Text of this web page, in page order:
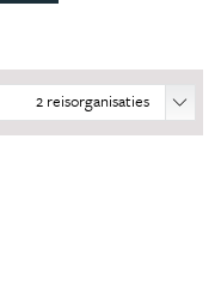
2 reisorganisaties